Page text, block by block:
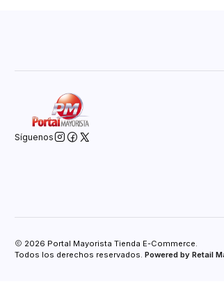
Síguenos
2026 Portal Mayorista Tienda E-Commerce.
Todos los derechos reservados. Powered by Retail